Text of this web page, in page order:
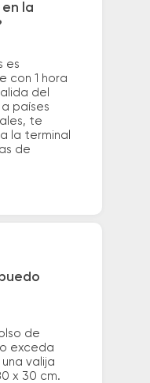
la
es
con 1 hora
del
países
te
la terminal
de
de
exceda
valija
x 30 cm.